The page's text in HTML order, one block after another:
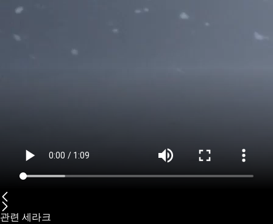
관련 세라크